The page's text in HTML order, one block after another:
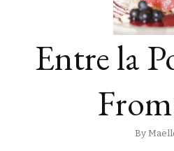
Entre la
By